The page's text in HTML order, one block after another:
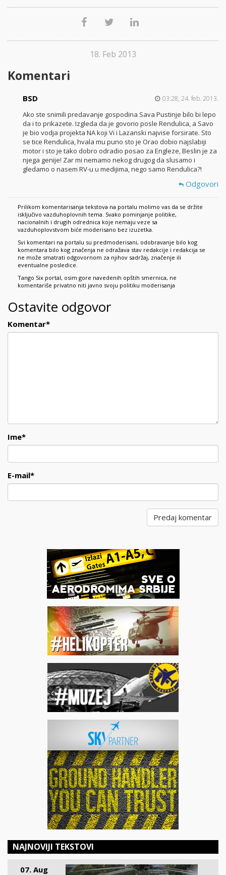
18. Feb 2013
Komentari
BSD 03:28, 24. feb. 2013.
Ako ste snimili predavanje gospodina Sava Pustinje bilo bi lepo
da i to prikazete. Izgleda da je govorio posle Rendulica, a Savo
je bio vodja projekta NA koji Vi i Lazanski najvise forsirate. Sto
se tice Rendulica, hvala mu puno sto je Orao dobio najslabiji
motor i sto je tako dobro odradio posao za Engleze, Beslin je za
njega genije! Zar mi nemamo nekog drugog da slusamo i
gledamo o nasem RV-u u medijima, nego samo Rendulica?!
Odgovori
Prilikom komentarisanja tekstova na portalu molimo vas da se držite
isključivo vazduhoplovnih tema. Svako pominjanje politike,
nacionalnih i drugih odrednica koje nemaju veze sa
vazduhoplovstvom biće moderisano bez izuzetka.
Svi komentari na portalu su predmoderisani, odobravanje bilo kog
komentara bilo kog značenja ne odražava stav redakcije i redakcija se
ne može smatrati odgovornom za njihov sadržaj, značenje ili
eventualne posledice.
Tango Six portal, osim gore navedenih opštih smernica, ne
komentariše privatno niti javno svoju politiku moderisanja
Ostavite odgovor
Komentar*
Ime*
E-mail*
NAJNOVIJI TEKSTOVI
07. Aug